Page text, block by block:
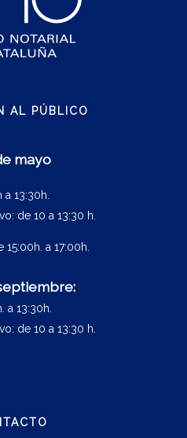
AL PÚBLICO
mayo
13:30h.
de 10 a 13:30 h.
a 17:00h.
a 13:30h.
de 10 a 13:30 h.